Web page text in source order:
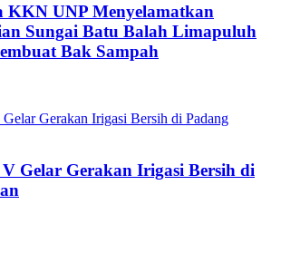
KKN UNP Menyelamatkan
Sungai Batu Balah Limapuluh
Bak Sampah
Gelar Gerakan Irigasi Bersih di